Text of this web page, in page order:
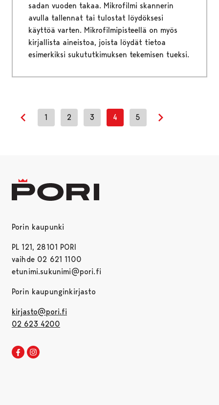
sadan vuoden takaa. Mikrofilmi skannerin
avulla tallennat tai tulostat löydöksesi
käyttöä varten. Mikrofilmipisteellä on myös
kirjallista aineistoa, joista löydät tietoa
esimerkiksi sukututkimuksen tekemisen tueksi.
Previous page
1 2 3 4 5
Porin kaupunki
PL 121, 28101 PORI
vaihde 02 621 1100
etunimi.sukunimi@pori.fi
Porin kaupunginkirjasto
kirjasto@pori.fi
02 623 4200
Porin kirjaston Facebook
Avautuu uudessa välilehdessä